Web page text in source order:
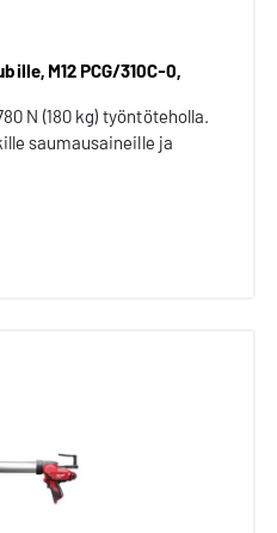
M12 PCG/310C-0,
N (180 kg) työntöteholla.
saumausaineille ja